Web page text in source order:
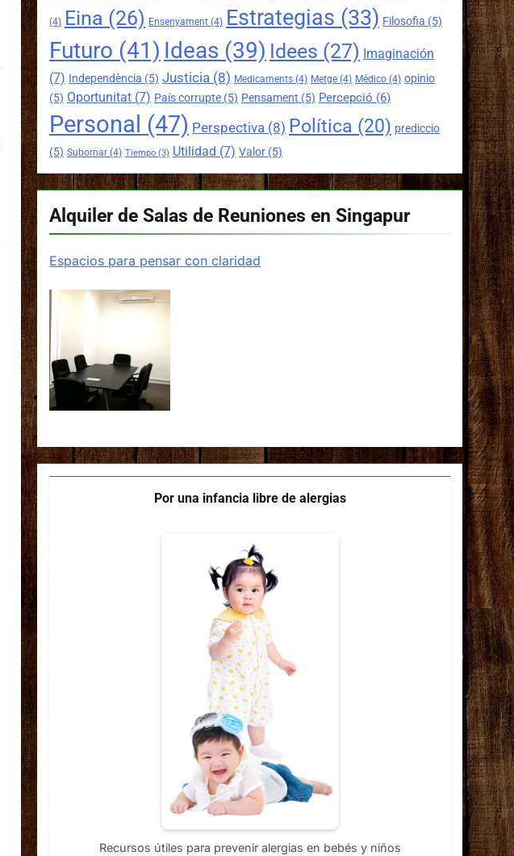
(4) Eina (26) Ensenyament (4) Estrategias (33) Filosofia (5)
Futuro (41) Ideas (39) Idees (27) Imaginación
(7) Independència (5) Justicia (8) Medicaments (4) Metge (4) Médico (4) opinio
(5) Oportunitat (7) País corrupte (5) Pensament (5) Percepció (6)
Personal (47) Perspectiva (8) Política (20) prediccio
(5) Subornar (4) Tiempo (3) Utilidad (7) Valor (5)
Alquiler de Salas de Reuniones en Singapur
Espacios para pensar con claridad
Por una infancia libre de alergias
Recursos útiles para prevenir alergias en bebés y niños